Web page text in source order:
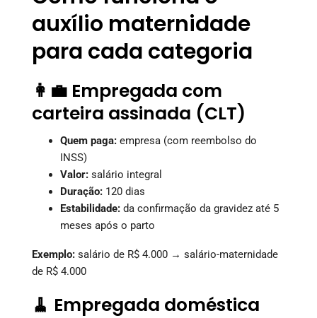
auxílio maternidade
para cada categoria
👩‍💼 Empregada com
carteira assinada (CLT)
Quem paga: empresa (com reembolso do
INSS)
Valor: salário integral
Duração: 120 dias
Estabilidade: da confirmação da gravidez até 5
meses após o parto
Exemplo: salário de R$ 4.000 → salário-maternidade
de R$ 4.000
🧹 Empregada doméstica